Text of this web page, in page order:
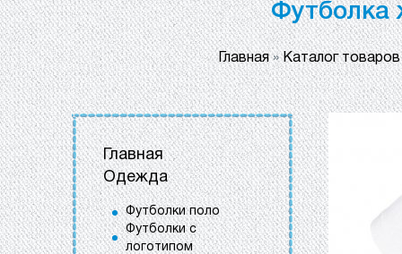
Футболка
Главная»Каталог товаров
Главная
Одежда
Футболки поло
Футболки с
логотипом